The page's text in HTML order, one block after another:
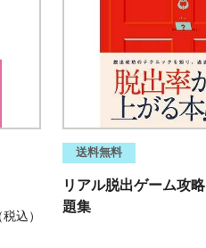
税込
送料無料
リアル脱出ゲーム攻
題集